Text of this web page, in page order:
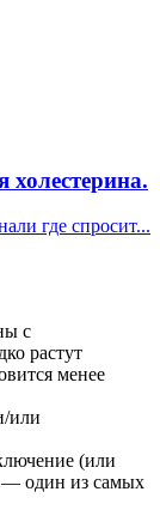
где спросит...
с
растут
менее
или
(или
— один из самых